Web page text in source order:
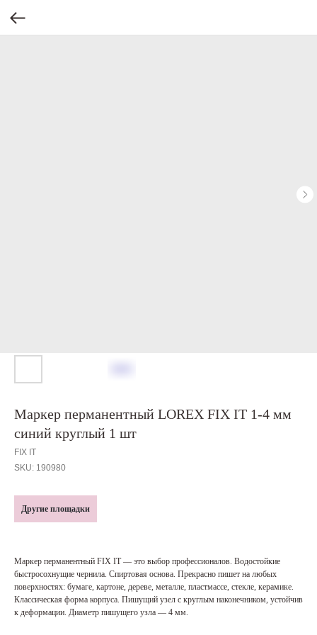
Маркер перманентный LOREX FIX IT 1-4 мм
синий круглый 1 шт
FIX IT
SKU: 190980
Другие площадки
Маркер перманентный FIX IT — это выбор профессионалов. Водостойкие
быстросохнущие чернила. Спиртовая основа. Прекрасно пишет на любых
поверхностях: бумаге, картоне, дереве, металле, пластмассе, стекле, керамике.
Классическая форма корпуса. Пишущий узел с круглым наконечником, устойчив
к деформации. Диаметр пишущего узла — 4 мм.